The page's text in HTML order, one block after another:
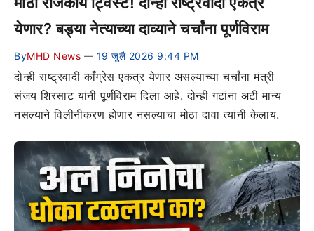
येणार? बड्या नेत्याच्या दाव्याने चर्चांना पूर्णविराम
ByMHD News — 19 जुलै 2026 9:44 PM
दोन्ही राष्ट्रवादी काँग्रेस एकत्र येणार असल्याच्या चर्चांना मंत्री
संजय शिरसाट यांनी पूर्णविराम दिला आहे. दोन्ही गटांना अटी मान्य
नसल्याने विलीनीकरण होणार नसल्याचा मोठा दावा त्यांनी केलाय.